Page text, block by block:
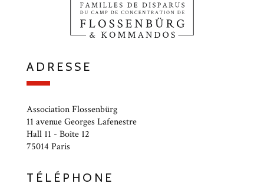
ADRESSE
Association Flossenbürg
11 avenue Georges Lafenestre
Hall 11 - Boîte 12
75014 Paris
TÉLÉPHONE